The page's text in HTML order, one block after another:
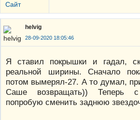
Сайт
helvig
28-09-2020 18:05:46
Я ставил покрышки и гадал,
реальной ширины. Сначало
потом вымерял-27. А то думал,
Саше возвращать)) Теперь
попробую сменить заднюю